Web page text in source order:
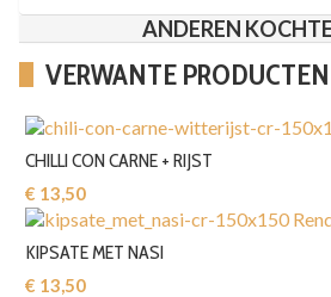
ANDEREN
VERWANTE PRODUCTEN
CHILLI CON CARNE + RIJST
€ 13,50‎
KIPSATE MET NASI
€ 13,50‎